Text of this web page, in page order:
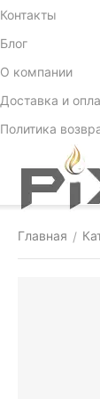
Контакты
Блог
О компании
Доставка и
Политика
Главная /